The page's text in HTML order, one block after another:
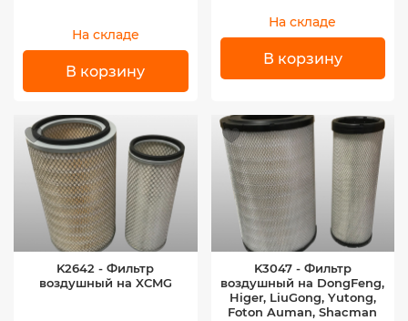
На складе
В корзину
На складе
В корзину
K2642 - Фильтр
воздушный на XCMG
K3047 - Фильтр
воздушный на DongFeng,
Higer, LiuGong, Yutong,
Foton Auman, Shacman